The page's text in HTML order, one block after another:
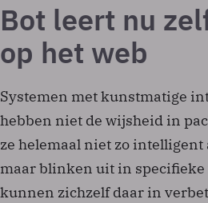
Bot leert nu
op het web
Systemen met kunstmatige
hebben niet de wijsheid in
ze helemaal niet zo intelligent
maar blinken uit in specifieke
kunnen zichzelf daar in